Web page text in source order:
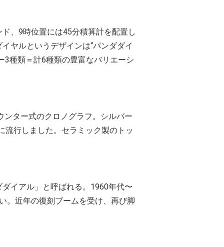
、9時位置には45分積算計を配置し
ヤルというデザインは“パンダダイ
3種類＝計6種類の豊富なバリエーシ
ター式のクロノグラフ。シルバー
流行しました。セラミック製のトッ
イアル」と呼ばれる。1960年代〜
。近年の復刻ブームを受け、再び脚